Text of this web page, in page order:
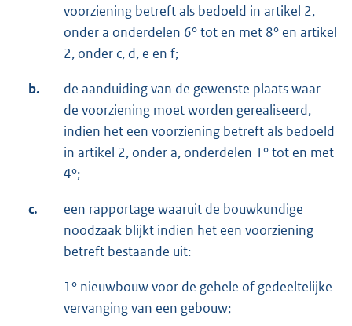
voorziening betreft als bedoeld in artikel 2,
onder a onderdelen 6° tot en met 8° en artikel
2, onder c, d, e en f;
b.
de aanduiding van de gewenste plaats waar
de voorziening moet worden gerealiseerd,
indien het een voorziening betreft als bedoeld
in artikel 2, onder a, onderdelen 1° tot en met
4°;
c.
een rapportage waaruit de bouwkundige
noodzaak blijkt indien het een voorziening
betreft bestaande uit:
1° nieuwbouw voor de gehele of gedeeltelijke
vervanging van een gebouw;